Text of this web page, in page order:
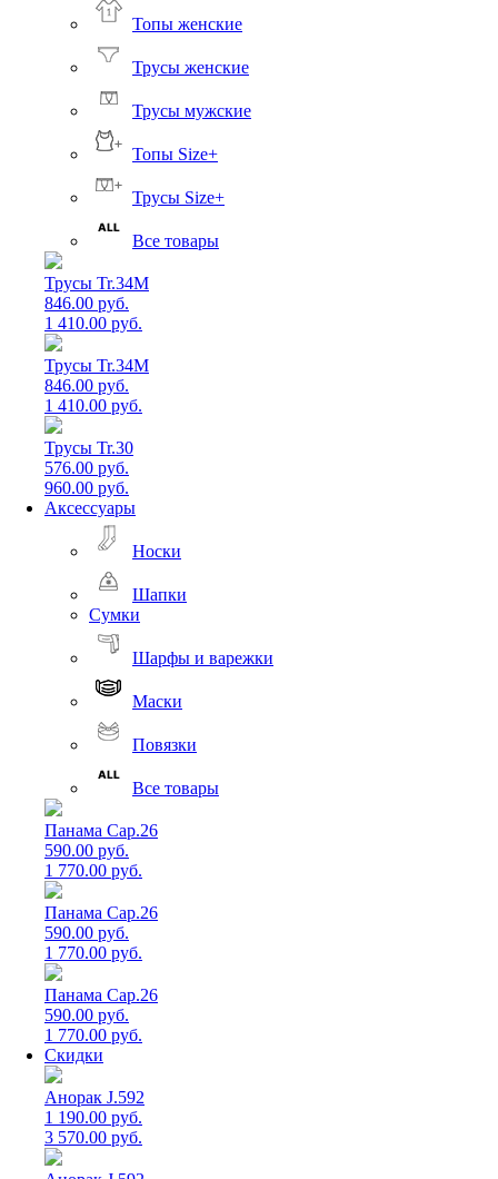
Топы женские
Трусы женские
Трусы мужские
Топы Size+
Трусы Size+
Все товары
Трусы Tr.34M
846.00 руб.
1 410.00 руб.
Трусы Tr.34M
846.00 руб.
1 410.00 руб.
Трусы Tr.30
576.00 руб.
960.00 руб.
Аксессуары
Носки
Шапки
Сумки
Шарфы и варежки
Маски
Повязки
Все товары
Панама Cap.26
590.00 руб.
1 770.00 руб.
Панама Cap.26
590.00 руб.
1 770.00 руб.
Панама Cap.26
590.00 руб.
1 770.00 руб.
Скидки
Анорак J.592
1 190.00 руб.
3 570.00 руб.